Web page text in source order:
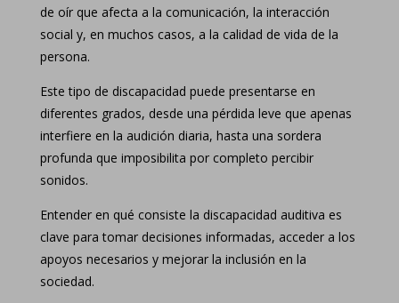
de oír que afecta a la comunicación, la interacción
social y, en muchos casos, a la calidad de vida de la
persona.
Este tipo de discapacidad puede presentarse en
diferentes grados, desde una pérdida leve que apenas
interfiere en la audición diaria, hasta una sordera
profunda que imposibilita por completo percibir
sonidos.
Entender en qué consiste la discapacidad auditiva es
clave para tomar decisiones informadas, acceder a los
apoyos necesarios y mejorar la inclusión en la
sociedad.